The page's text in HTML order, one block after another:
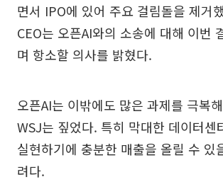
면서 IPO에 있어 주요 걸림돌을 제거
CEO는 오픈AI와의 소송에 대해 이번
며 항소할 의사를 밝혔다.
오픈AI는 이밖에도 많은 과제를 극복
WSJ는 짚었다. 특히 막대한 데이터센
실현하기에 충분한 매출을 올릴 수 있
려다.